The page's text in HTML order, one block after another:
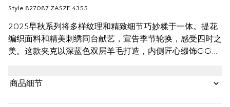
Style ‎827087 ZASZE 4355
2025早秋系列将多样纹理和精致细节巧妙糅于一体。提花
编织面料和精美刺绣同台献艺，宣告季节轮换，感受四时之
美。这款夹克以深蓝色双层羊毛打造，内侧匠心缀饰GG图
商品细节